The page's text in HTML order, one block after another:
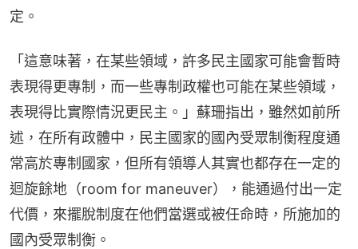
定。
「這意味著，在某些領域，許多民主國家可能會暫時
表現得更專制，而一些專制政權也可能在某些領域，
表現得比實際情況更民主。」蘇珊指出，雖然如前所
述，在所有政體中，民主國家的國內受眾制衡程度通
常高於專制國家，但所有領導人其實也都存在一定的
迴旋餘地（room for maneuver），能通過付出一定
代價，來擺脫制度在他們當選或被任命時，所施加的
國內受眾制衡。